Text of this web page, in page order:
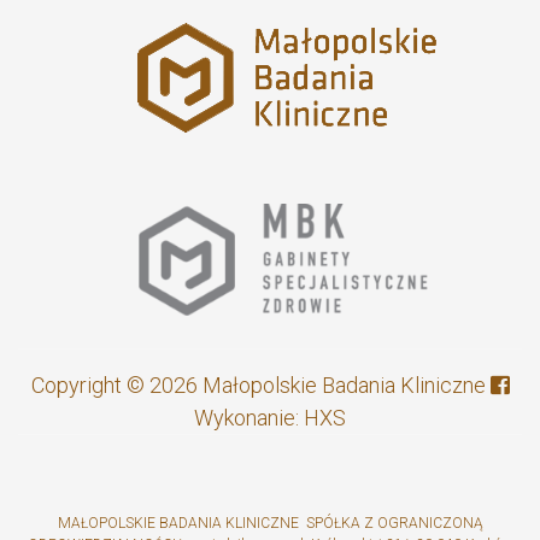
Copyright © 2026 Małopolskie Badania Kliniczne
Wykonanie: HXS
MAŁOPOLSKIE BADANIA KLINICZNE SPÓŁKA Z OGRANICZONĄ